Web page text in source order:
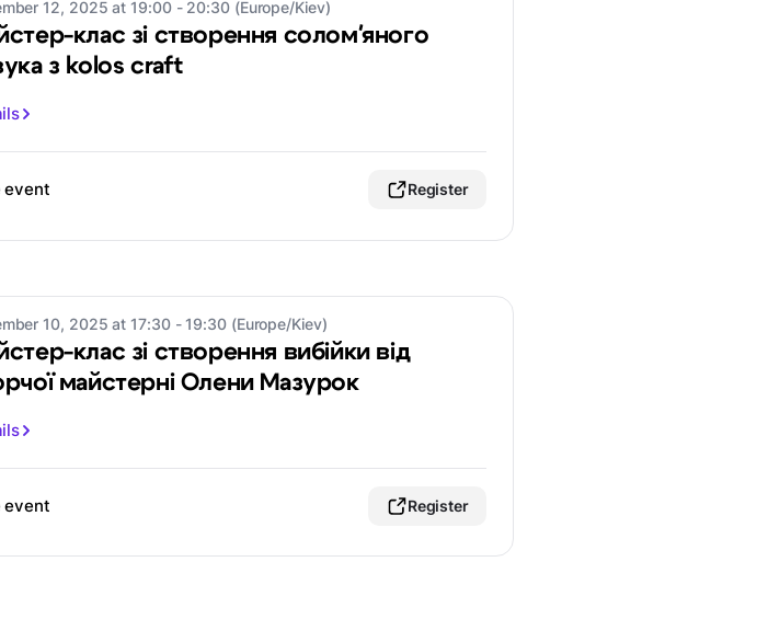
12, 2025 at 19:00 - 20:30 (Europe/Kiev)
клас зі створення соломʼяного
з kolos craft
event Register
10, 2025 at 17:30 - 19:30 (Europe/Kiev)
клас зі створення вибійки від
майстерні Олени Мазурок
event Register